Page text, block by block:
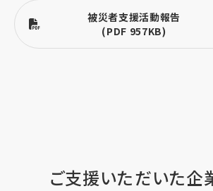
被災者支援活動報告
(PDF 957KB)
ご支援いただいた企